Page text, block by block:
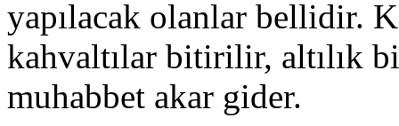
yapılacak olanlar bellidir.
kahvaltılar bitirilir, altılık
muhabbet akar gider.